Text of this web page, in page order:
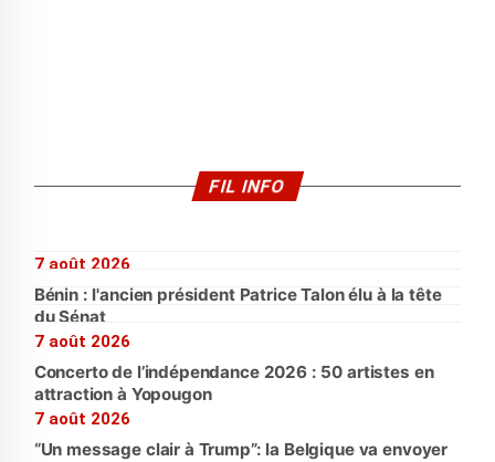
FIL INFO
7 août 2026
Bénin : l'ancien président Patrice Talon élu à la tête
du Sénat
7 août 2026
Concerto de l’indépendance 2026 : 50 artistes en
attraction à Yopougon
7 août 2026
“Un message clair à Trump”: la Belgique va envoyer